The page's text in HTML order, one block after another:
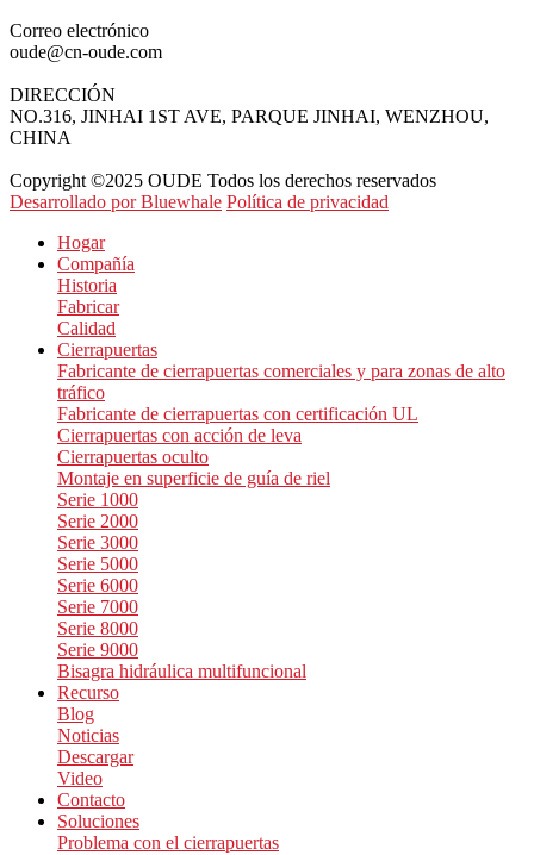
Correo electrónico
oude@cn-oude.com
DIRECCIÓN
NO.316, JINHAI 1ST AVE, PARQUE JINHAI, WENZHOU,
CHINA
Copyright ©2025 OUDE Todos los derechos reservados
Desarrollado por Bluewhale Política de privacidad
Hogar
Compañía
Historia
Fabricar
Calidad
Cierrapuertas
Fabricante de cierrapuertas comerciales y para zonas de alto
tráfico
Fabricante de cierrapuertas con certificación UL
Cierrapuertas con acción de leva
Cierrapuertas oculto
Montaje en superficie de guía de riel
Serie 1000
Serie 2000
Serie 3000
Serie 5000
Serie 6000
Serie 7000
Serie 8000
Serie 9000
Bisagra hidráulica multifuncional
Recurso
Blog
Noticias
Descargar
Video
Contacto
Soluciones
Problema con el cierrapuertas